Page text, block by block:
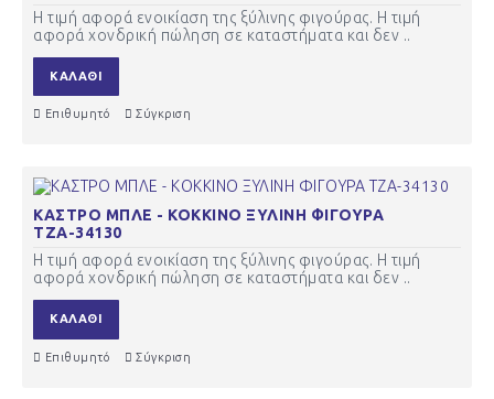
Η τιμή αφορά ενοικίαση της ξύλινης φιγούρας. Η τιμή
αφορά χονδρική πώληση σε καταστήματα και δεν ..
ΚΑΛΆΘΙ
Επιθυμητό Σύγκριση
ΚΑΣΤΡΟ ΜΠΛΕ - ΚΟΚΚΙΝΟ ΞΥΛΙΝΗ ΦΙΓΟΥΡΑ
ΤΖΑ-34130
Η τιμή αφορά ενοικίαση της ξύλινης φιγούρας. Η τιμή
αφορά χονδρική πώληση σε καταστήματα και δεν ..
ΚΑΛΆΘΙ
Επιθυμητό Σύγκριση